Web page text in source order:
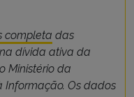
completa das
dívida ativa da
Ministério da
Informação. Os dados